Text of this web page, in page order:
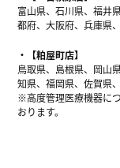
富山県、石川県、福井
都府、大阪府、兵庫県
【粕屋町店】
鳥取県、島根県、岡山
知県、福岡県、佐賀県
※高度管理医療機器に
おります。